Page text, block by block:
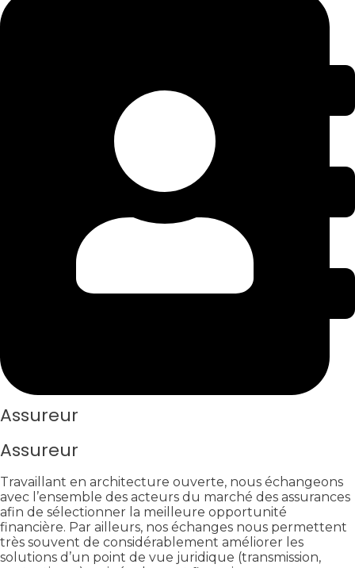
Assureur
Assureur
Travaillant en architecture ouverte, nous échangeons
avec l’ensemble des acteurs du marché des assurances
afin de sélectionner la meilleure opportunité
financière. Par ailleurs, nos échanges nous permettent
très souvent de considérablement améliorer les
solutions d’un point de vue juridique (transmission,